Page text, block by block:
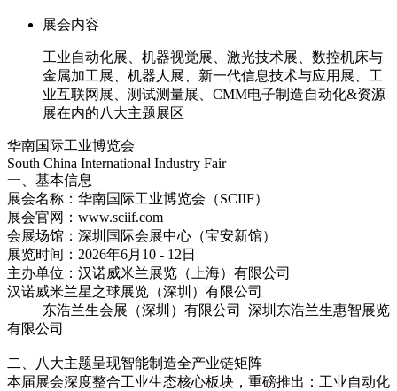
展会内容
工业自动化展、机器视觉展、激光技术展、数控机床与
金属加工展、机器人展、新一代信息技术与应用展、工
业互联网展、测试测量展、CMM电子制造自动化&资源
展在内的八大主题展区
华南国际工业博览会
South China International Industry Fair
一、基本信息
展会名称：华南国际工业博览会（SCIIF）
展会官网：www.sciif.com
会展场馆：深圳国际会展中心（宝安新馆）
展览时间：2026年6月10 - 12日
主办单位：汉诺威米兰展览（上海）有限公司
汉诺威米兰星之球展览（深圳）有限公司
东浩兰生会展（深圳）有限公司 深圳东浩兰生惠智展览
有限公司
二、八大主题呈现智能制造全产业链矩阵
本届展会深度整合工业生态核心板块，重磅推出：工业自动化